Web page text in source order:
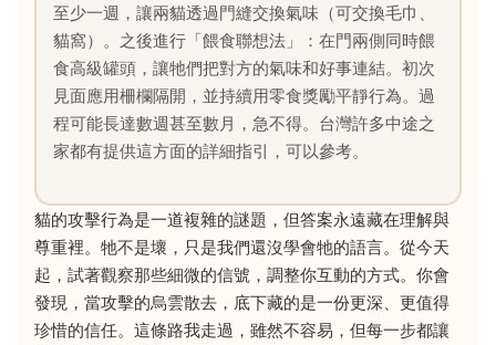
至少一週，讓兩貓透過門縫交換氣味（可交換毛巾、
貓窩）。之後進行「餵食聯想法」：在門兩側同時餵
食高級罐頭，讓牠們把對方的氣味和好事連結。初次
見面應用柵欄隔開，並持續用零食獎勵平靜行為。過
程可能長達數週甚至數月，急不得。台灣許多中途之
家都有提供這方面的詳細指引，可以參考。
貓的攻擊行為是一道複雜的謎題，但答案永遠藏在理解與
尊重裡。牠不是壞，只是我們還沒學會牠的語言。從今天
起，試著觀察那些細微的信號，調整你互動的方式。你會
發現，當攻擊的烏雲散去，底下藏的是一份更深、更值得
珍惜的信任。這條路我走過，雖然不容易，但每一步都讓